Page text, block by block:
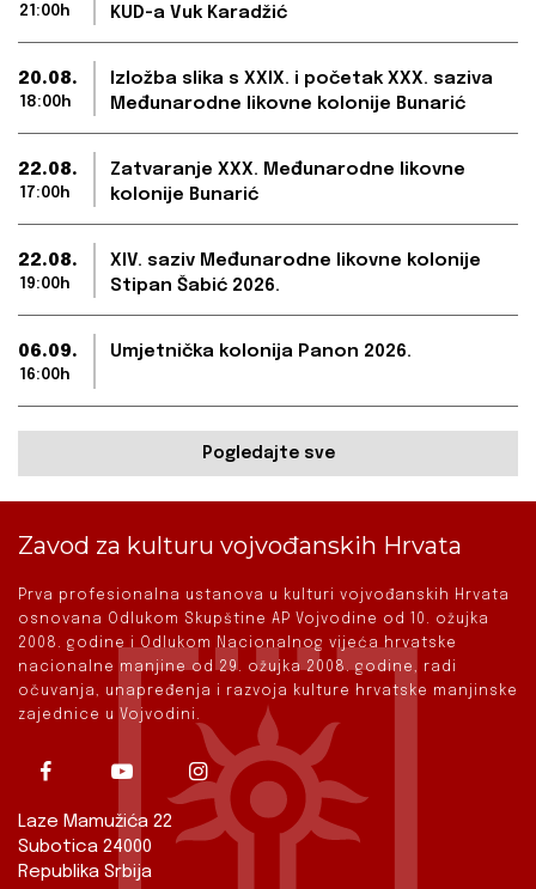
21:00h
KUD-a Vuk Karadžić
20.08.
18:00h
Izložba slika s XXIX. i početak XXX. saziva
Međunarodne likovne kolonije Bunarić
22.08.
17:00h
Zatvaranje XXX. Međunarodne likovne
kolonije Bunarić
22.08.
19:00h
XIV. saziv Međunarodne likovne kolonije
Stipan Šabić 2026.
06.09.
16:00h
Umjetnička kolonija Panon 2026.
Pogledajte sve
Zavod za kulturu vojvođanskih Hrvata
Prva profesionalna ustanova u kulturi vojvođanskih Hrvata
osnovana Odlukom Skupštine AP Vojvodine od 10. ožujka
2008. godine i Odlukom Nacionalnog vijeća hrvatske
nacionalne manjine od 29. ožujka 2008. godine, radi
očuvanja, unapređenja i razvoja kulture hrvatske manjinske
zajednice u Vojvodini.
Laze Mamužića 22
Subotica 24000
Republika Srbija